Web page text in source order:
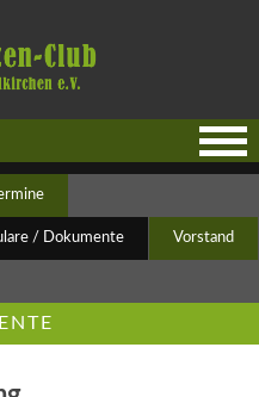
/ Dokumente Vorstand